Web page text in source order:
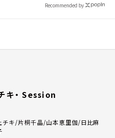
Recommended by
キ・ Session
チキ/片桐千晶/山本恵里伽/日比麻